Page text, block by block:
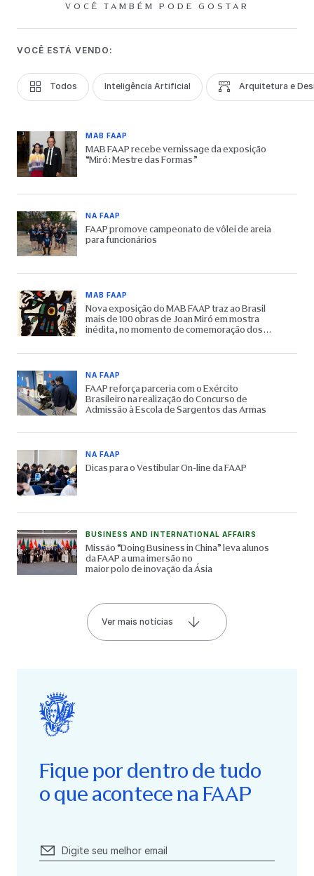
VOCÊ TAMBÉM PODE GOSTAR
VOCÊ ESTÁ VENDO:
Todos Inteligência Artificial Arquitetura e
MAB FAAP
MAB FAAP recebe vernissage da exposição
“Miró: Mestre das Formas”
NA FAAP
FAAP promove campeonato de vôlei de areia
para funcionários
MAB FAAP
Nova exposição do MAB FAAP traz ao Brasil
mais de 100 obras de Joan Miró em mostra
inédita, no momento de comemoração dos
NA FAAP
FAAP reforça parceria com o Exército
Brasileiro na realização do Concurso de
Admissão à Escola de Sargentos das Armas
NA FAAP
Dicas para o Vestibular On-line da FAAP
BUSINESS AND INTERNATIONAL AFFAIRS
Missão “Doing Business in China” leva alunos
da FAAP a uma imersão no
maior polo de inovação da Ásia
Ver mais notícias
Fique por dentro de tudo
o que acontece na FAAP